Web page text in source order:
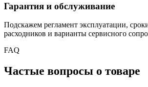
Гарантия и обслуживание
Подскажем регламент эксплуатации,
расходников и варианты сервисного
FAQ
Частые вопросы о товаре